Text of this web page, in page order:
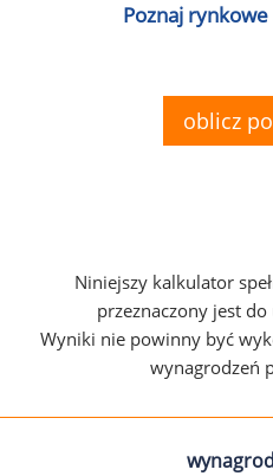
Poznaj rynkowe
oblicz
Niniejszy kalkulator
przeznaczony jest
Wyniki nie powinny być
wynagrodzeń